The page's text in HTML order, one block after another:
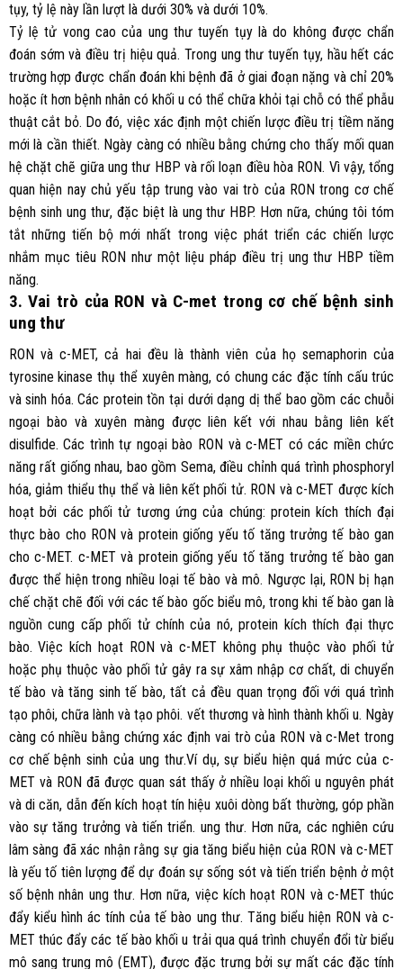
tụy, tỷ lệ này lần lượt là dưới 30% và dưới 10%.
Tỷ lệ tử vong cao của ung thư tuyến tụy là do không được chẩn
đoán sớm và điều trị hiệu quả. Trong ung thư tuyến tụy, hầu hết các
trường hợp được chẩn đoán khi bệnh đã ở giai đoạn nặng và chỉ 20%
hoặc ít hơn bệnh nhân có khối u có thể chữa khỏi tại chỗ có thể phẫu
thuật cắt bỏ. Do đó, việc xác định một chiến lược điều trị tiềm năng
mới là cần thiết. Ngày càng có nhiều bằng chứng cho thấy mối quan
hệ chặt chẽ giữa ung thư HBP và rối loạn điều hòa RON. Vì vậy, tổng
quan hiện nay chủ yếu tập trung vào vai trò của RON trong cơ chế
bệnh sinh ung thư, đặc biệt là ung thư HBP. Hơn nữa, chúng tôi tóm
tắt những tiến bộ mới nhất trong việc phát triển các chiến lược
nhắm mục tiêu RON như một liệu pháp điều trị ung thư HBP tiềm
năng.
3. Vai trò của RON và C-met trong cơ chế bệnh sinh
ung thư
RON và c-MET, cả hai đều là thành viên của họ semaphorin của
tyrosine kinase thụ thể xuyên màng, có chung các đặc tính cấu trúc
và sinh hóa. Các protein tồn tại dưới dạng dị thể bao gồm các chuỗi
ngoại bào và xuyên màng được liên kết với nhau bằng liên kết
disulfide. Các trình tự ngoại bào RON và c-MET có các miền chức
năng rất giống nhau, bao gồm Sema, điều chỉnh quá trình phosphoryl
hóa, giảm thiểu thụ thể và liên kết phối tử. RON và c-MET được kích
hoạt bởi các phối tử tương ứng của chúng: protein kích thích đại
thực bào cho RON và protein giống yếu tố tăng trưởng tế bào gan
cho c-MET. c-MET và protein giống yếu tố tăng trưởng tế bào gan
được thể hiện trong nhiều loại tế bào và mô. Ngược lại, RON bị hạn
chế chặt chẽ đối với các tế bào gốc biểu mô, trong khi tế bào gan là
nguồn cung cấp phối tử chính của nó, protein kích thích đại thực
bào. Việc kích hoạt RON và c-MET không phụ thuộc vào phối tử
hoặc phụ thuộc vào phối tử gây ra sự xâm nhập cơ chất, di chuyển
tế bào và tăng sinh tế bào, tất cả đều quan trọng đối với quá trình
tạo phôi, chữa lành và tạo phôi. vết thương và hình thành khối u. Ngày
càng có nhiều bằng chứng xác định vai trò của RON và c-Met trong
cơ chế bệnh sinh của ung thư.Ví dụ, sự biểu hiện quá mức của c-
MET và RON đã được quan sát thấy ở nhiều loại khối u nguyên phát
và di căn, dẫn đến kích hoạt tín hiệu xuôi dòng bất thường, góp phần
vào sự tăng trưởng và tiến triển. ung thư. Hơn nữa, các nghiên cứu
lâm sàng đã xác nhận rằng sự gia tăng biểu hiện của RON và c-MET
là yếu tố tiên lượng để dự đoán sự sống sót và tiến triển bệnh ở một
số bệnh nhân ung thư. Hơn nữa, việc kích hoạt RON và c-MET thúc
đẩy kiểu hình ác tính của tế bào ung thư. Tăng biểu hiện RON và c-
MET thúc đẩy các tế bào khối u trải qua quá trình chuyển đổi từ biểu
mô sang trung mô (EMT), được đặc trưng bởi sự mất các đặc tính